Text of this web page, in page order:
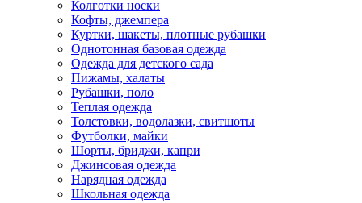
Колготки носки
Кофты, джемпера
Куртки, шакеты, плотные рубашки
Однотонная базовая одежда
Одежда для детского сада
Пижамы, халаты
Рубашки, поло
Теплая одежда
Толстовки, водолазки, свитшоты
Футболки, майки
Шорты, бриджи, капри
Джинсовая одежда
Нарядная одежда
Школьная одежда